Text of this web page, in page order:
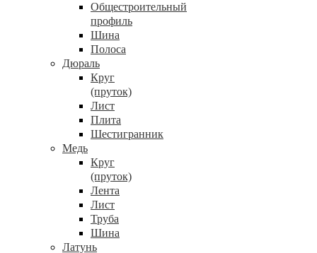
Общестроительный
профиль
Шина
Полоса
Дюраль
Круг
(пруток)
Лист
Плита
Шестигранник
Медь
Круг
(пруток)
Лента
Лист
Труба
Шина
Латунь